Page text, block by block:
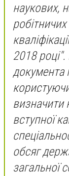
наукових,
2018 році".
документа
визначити
вступної
обсяг
загальної